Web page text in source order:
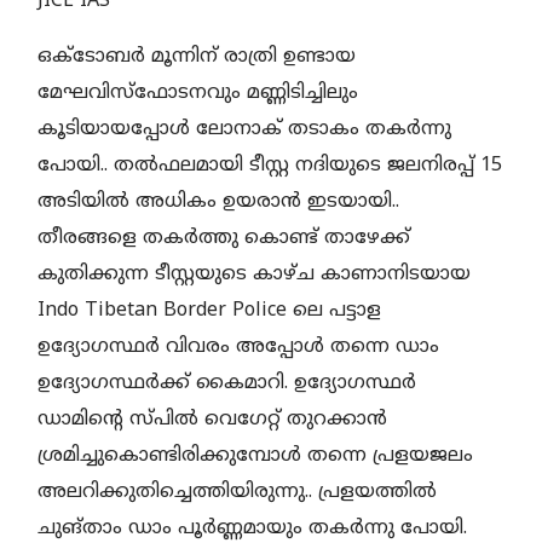
ഒക്ടോബർ മൂന്നിന് രാത്രി ഉണ്ടായ
മേഘവിസ്ഫോടനവും മണ്ണിടിച്ചിലും
കൂടിയായപ്പോൾ ലോനാക് തടാകം തകർന്നു
പോയി.. തൽഫലമായി ടീസ്റ്റ നദിയുടെ ജലനിരപ്പ് 15
അടിയിൽ അധികം ഉയരാൻ ഇടയായി..
തീരങ്ങളെ തകർത്തു കൊണ്ട് താഴേക്ക്
കുതിക്കുന്ന ടീസ്റ്റയുടെ കാഴ്ച കാണാനിടയായ
Indo Tibetan Border Police ലെ പട്ടാള
ഉദ്യോഗസ്ഥർ വിവരം അപ്പോൾ തന്നെ ഡാം
ഉദ്യോഗസ്ഥർക്ക് കൈമാറി. ഉദ്യോഗസ്ഥർ
ഡാമിന്റെ സ്പില്‍ വെഗേറ്റ് തുറക്കാൻ
ശ്രമിച്ചുകൊണ്ടിരിക്കുമ്പോൾ തന്നെ പ്രളയജലം
അലറിക്കുതിച്ചെത്തിയിരുന്നു.. പ്രളയത്തിൽ
ചുങ്താം ഡാം പൂർണ്ണമായും തകർന്നു പോയി.